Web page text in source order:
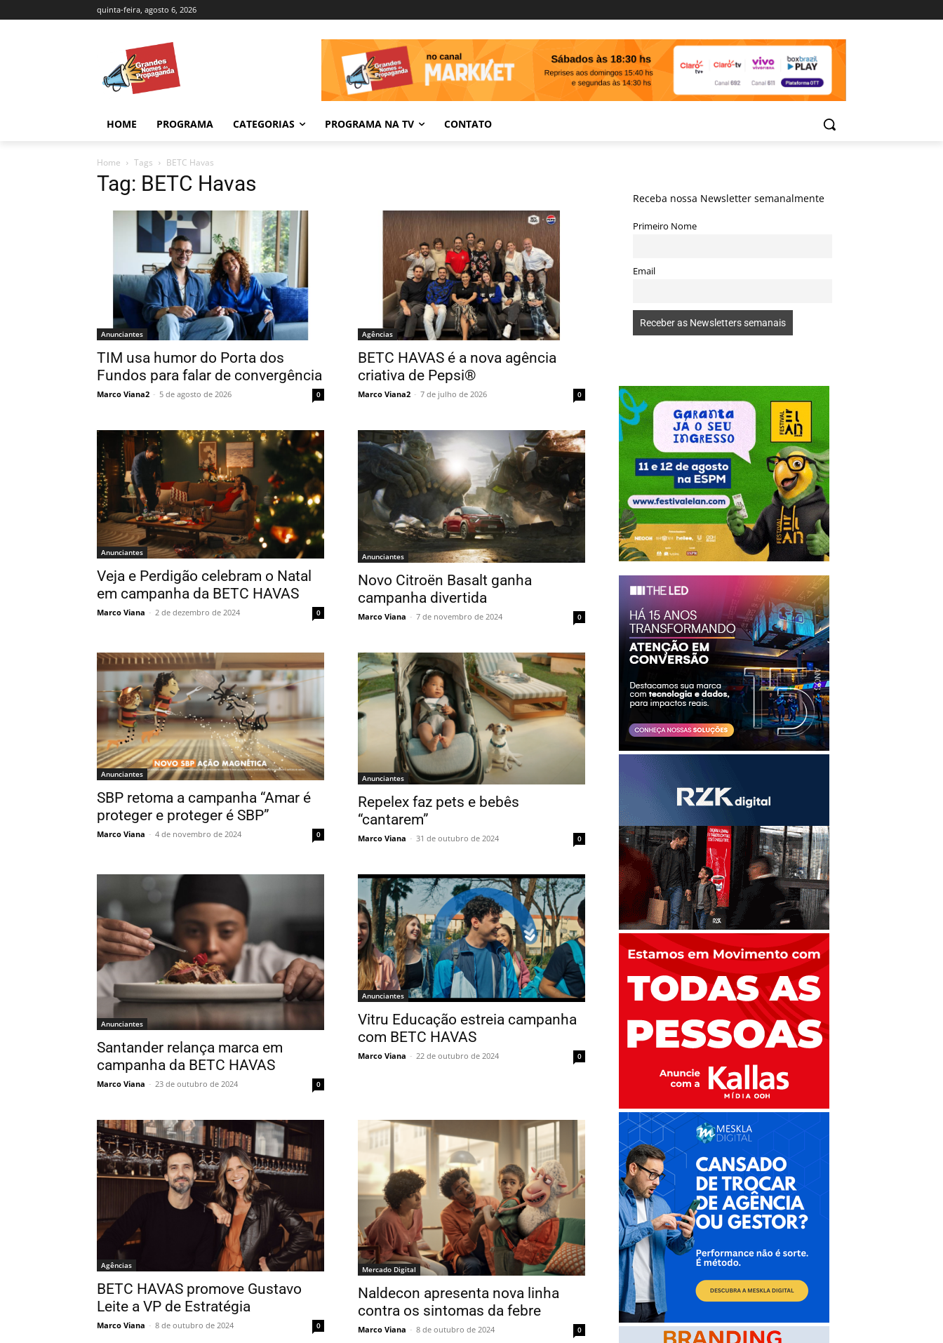
quinta-feira, agosto 6, 2026
HOME PROGRAMA CATEGORIAS PROGRAMA NA TV CONTATO
Home Tags BETC Havas
Tag: BETC Havas
Anunciantes
TIM usa humor do Porta dos
Fundos para falar de convergência
Marco Viana2 - 5 de agosto de 2026 0
Agências
BETC HAVAS é a nova agência
criativa de Pepsi®
Marco Viana2 - 7 de julho de 2026 0
Anunciantes
Veja e Perdigão celebram o Natal
em campanha da BETC HAVAS
Marco Viana - 2 de dezembro de 2024 0
Anunciantes
Novo Citroën Basalt ganha
campanha divertida
Marco Viana - 7 de novembro de 2024 0
Anunciantes
SBP retoma a campanha “Amar é
proteger e proteger é SBP”
Marco Viana - 4 de novembro de 2024 0
Anunciantes
Repelex faz pets e bebês
“cantarem”
Marco Viana - 31 de outubro de 2024 0
Anunciantes
Santander relança marca em
campanha da BETC HAVAS
Marco Viana - 23 de outubro de 2024 0
Anunciantes
Vitru Educação estreia campanha
com BETC HAVAS
Marco Viana - 22 de outubro de 2024 0
Agências
BETC HAVAS promove Gustavo
Leite a VP de Estratégia
Marco Viana - 8 de outubro de 2024 0
Mercado Digital
Naldecon apresenta nova linha
contra os sintomas da febre
Marco Viana - 8 de outubro de 2024 0
Receba nossa Newsletter semanalmente
Primeiro Nome
Email